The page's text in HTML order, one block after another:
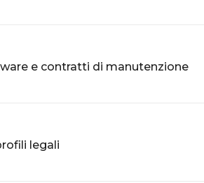
e contratti di manutenzione
legali